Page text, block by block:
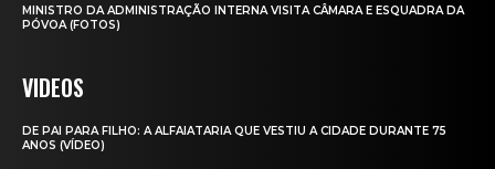
MINISTRO DA ADMINISTRAÇÃO INTERNA VISITA CÂMARA E ESQUADRA DA
PÓVOA (FOTOS)
VIDEOS
DE PAI PARA FILHO: A ALFAIATARIA QUE VESTIU A CIDADE DURANTE 75
ANOS (VÍDEO)